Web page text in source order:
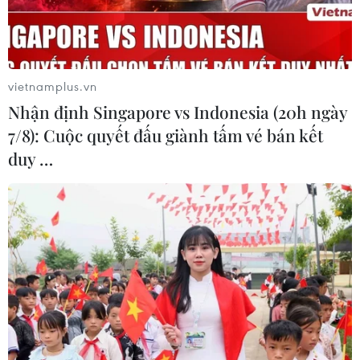
Iran tuyên bố chưa đạt đủ điều kiện
để mở lại eo biển Hormuz
03/08/2026 15:59
Làn sóng người Israel di cư ra nước
ngoài vẫn ở mức kỷ lục
03/08/2026 11:32
Tín hiệu tích cực đối với tiến trình
phục hồi kinh tế của Syria
03/08/2026 07:22
vietnamplus.vn
Nhận định Singapore vs Indonesia (20h ngày
7/8): Cuộc quyết đấu giành tấm vé bán kết
duy …